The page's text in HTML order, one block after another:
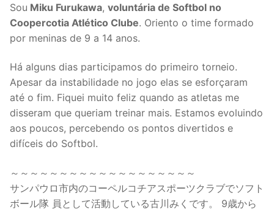
Sou Miku Furukawa, voluntária de Softbol no
Coopercotia Atlético Clube. Oriento o time formado
por meninas de 9 a 14 anos.
Há alguns dias participamos do primeiro torneio.
Apesar da instabilidade no jogo elas se esforçaram
até o fim. Fiquei muito feliz quando as atletas me
disseram que queriam treinar mais. Estamos evoluindo
aos poucos, percebendo os pontos divertidos e
difíceis do Softbol.
～～～～～～～～～～～～～～～～～～～
サンパウロ市内のコーペルコチアスポーツクラブでソフト
ボール隊 員として活動している古川みくです。 9歳から